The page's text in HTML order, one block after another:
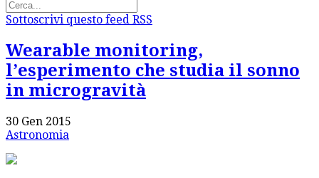
Sottoscrivi questo feed RSS
Wearable monitoring,
l’esperimento che studia il sonno
in microgravità
30 Gen 2015
Astronomia